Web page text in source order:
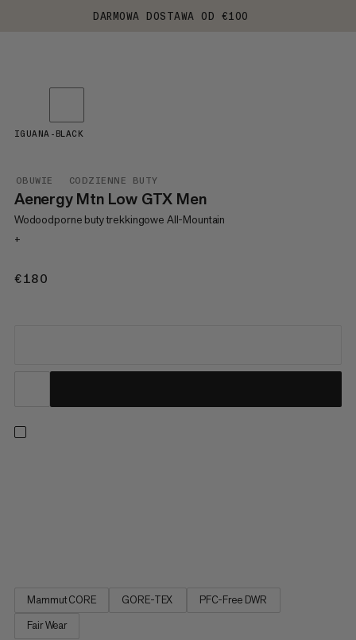
DARMOWA DOSTAWA OD €100
OBUWIE CODZIENNE BUTY
Aenergy Mtn Low GTX Men
Wodoodporne buty trekkingowe All-Mountain
+
€180
IGUANA-BLACK
Mammut CORE GORE-TEX
PFC-Free DWR
Fair Wear